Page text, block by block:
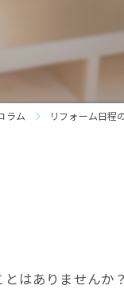
ラム リフォーム日程
はありませんか